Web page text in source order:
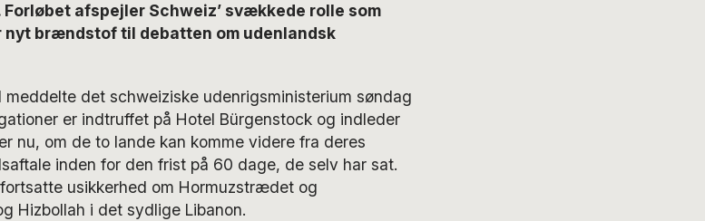
afspejler Schweiz’ svækkede rolle som
brændstof til debatten om udenlandsk
det schweiziske udenrigsministerium søndag
er indtruffet på Hotel Bürgenstock og indleder
nu, om de to lande kan komme videre fra deres
inden for den frist på 60 dage, de selv har sat.
usikkerhed om Hormuzstrædet og
Hizbollah i det sydlige Libanon.